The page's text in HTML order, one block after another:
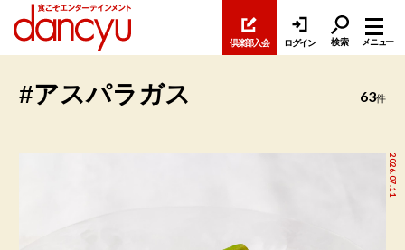
倶楽部入会 ログイン 検索 メニュー
#アスパラガス 63件
2026.07.11